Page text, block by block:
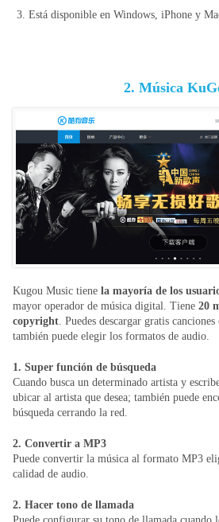
3. Está disponible en Windows, iPhone y
2. Música
Kugou Music tiene la mayoría de los
mayor operador de música digital. Tiene 20
copyright . Puedes descargar gratis
también puede elegir los formatos de audio.
1. Super función de búsqueda
Cuando busca un determinado artista y
ubicar al artista que desea; también puede
búsqueda cerrando la red.
2. Convertir a MP3
Puede convertir la música al formato MP3
calidad de audio.
2. Hacer tono de llamada